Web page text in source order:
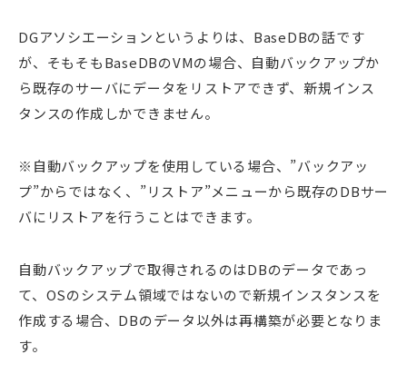
DGアソシエーションというよりは、BaseDBの話です
が、そもそもBaseDBのVMの場合、自動バックアップか
ら既存のサーバにデータをリストアできず、新規インス
タンスの作成しかできません。
※自動バックアップを使用している場合、”バックアッ
プ”からではなく、”リストア”メニューから既存のDBサー
バにリストアを行うことはできます。
自動バックアップで取得されるのはDBのデータであっ
て、OSのシステム領域ではないので新規インスタンスを
作成する場合、DBのデータ以外は再構築が必要となりま
す。